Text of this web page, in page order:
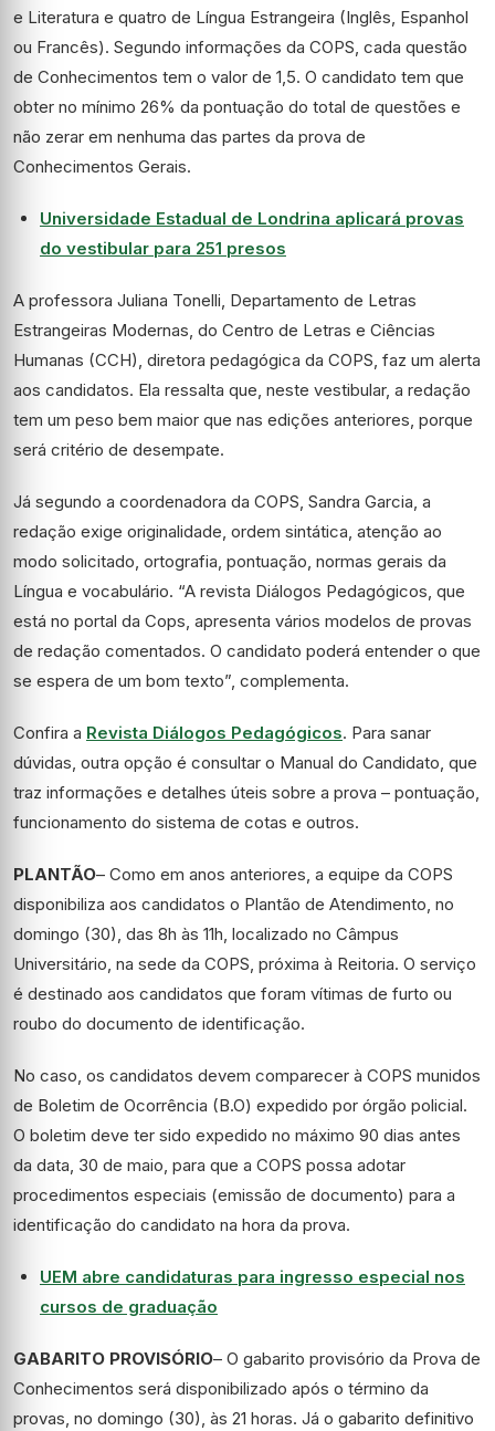
e Literatura e quatro de Língua Estrangeira (Inglês, Espanhol
ou Francês). Segundo informações da COPS, cada questão
de Conhecimentos tem o valor de 1,5. O candidato tem que
obter no mínimo 26% da pontuação do total de questões e
não zerar em nenhuma das partes da prova de
Conhecimentos Gerais.
Universidade Estadual de Londrina aplicará provas
do vestibular para 251 presos
A professora Juliana Tonelli, Departamento de Letras
Estrangeiras Modernas, do Centro de Letras e Ciências
Humanas (CCH), diretora pedagógica da COPS, faz um alerta
aos candidatos. Ela ressalta que, neste vestibular, a redação
tem um peso bem maior que nas edições anteriores, porque
será critério de desempate.
Já segundo a coordenadora da COPS, Sandra Garcia, a
redação exige originalidade, ordem sintática, atenção ao
modo solicitado, ortografia, pontuação, normas gerais da
Língua e vocabulário. “A revista Diálogos Pedagógicos, que
está no portal da Cops, apresenta vários modelos de provas
de redação comentados. O candidato poderá entender o que
se espera de um bom texto”, complementa.
Confira a Revista Diálogos Pedagógicos. Para sanar
dúvidas, outra opção é consultar o Manual do Candidato, que
traz informações e detalhes úteis sobre a prova – pontuação,
funcionamento do sistema de cotas e outros.
PLANTÃO– Como em anos anteriores, a equipe da COPS
disponibiliza aos candidatos o Plantão de Atendimento, no
domingo (30), das 8h às 11h, localizado no Câmpus
Universitário, na sede da COPS, próxima à Reitoria. O serviço
é destinado aos candidatos que foram vítimas de furto ou
roubo do documento de identificação.
No caso, os candidatos devem comparecer à COPS munidos
de Boletim de Ocorrência (B.O) expedido por órgão policial.
O boletim deve ter sido expedido no máximo 90 dias antes
da data, 30 de maio, para que a COPS possa adotar
procedimentos especiais (emissão de documento) para a
identificação do candidato na hora da prova.
UEM abre candidaturas para ingresso especial nos
cursos de graduação
GABARITO PROVISÓRIO– O gabarito provisório da Prova de
Conhecimentos será disponibilizado após o término da
provas, no domingo (30), às 21 horas. Já o gabarito definitivo